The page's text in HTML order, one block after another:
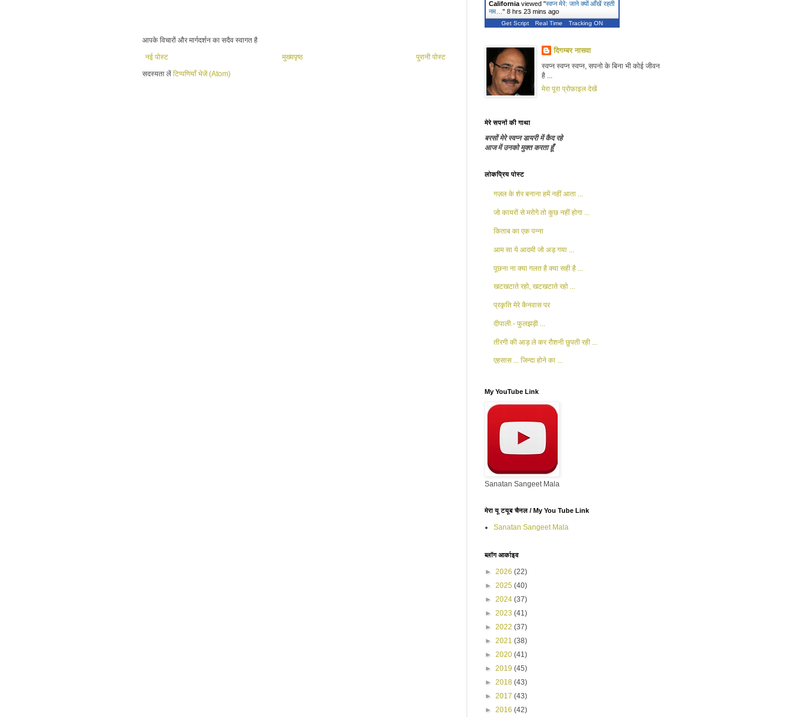
आपके विचारों और मार्गदर्शन का सदैव स्वागत है
नई पोस्ट
पुरानी पोस्ट
मुख्यपृष्ठ
सदस्यता लें टिप्पणियाँ भेजें (Atom)
California viewed "स्वप्न मेरे: जाने क्यों आँखें रहती
नम… " 8 hrs 23 mins ago
Get Script Real Time Tracking ON
दिगम्बर नासवा
स्वप्न स्वप्न स्वप्न, सपनो के बिना भी कोई जीवन
है ...
मेरा पूरा प्रोफ़ाइल देखें
मेरे सपनों की गाथा
बरसों मेरे स्वप्न डायरी में कैद रहे
आज में उनको मुक्त करता हूँ
लोकप्रिय पोस्ट
गज़ल के शेर बनाना हमें नहीं आता ...
जो कायरों से मरोगे तो कुछ नहीं होगा ...
किताब का एक पन्ना
आम सा ये आदमी जो अड़ गया ...
पूछना ना क्या गलत है क्या सही है ...
खटखटाते रहो, खटखटाते रहो ...
प्रकृति मेरे कैनवास पर
दीपाली - फुलझड़ी ...
तीरगी की आड़ ले कर रौशनी छुपती रही ...
एहसास ... जिन्दा होने का ...
My YouTube Link
Sanatan Sangeet Mala
मेरा यू टयूब चैनल / My You Tube Link
Sanatan Sangeet Mala
ब्लॉग आर्काइव
► 2026 (22)
► 2025 (40)
► 2024 (37)
► 2023 (41)
► 2022 (37)
► 2021 (38)
► 2020 (41)
► 2019 (45)
► 2018 (43)
► 2017 (43)
► 2016 (42)